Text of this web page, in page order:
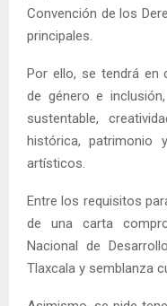
Convención de los
principales.
Por ello, se tendrá en
de género e
sustentable,
histórica, patrimonio
artísticos.
Entre los requisitos
de una carta
Nacional de
Tlaxcala y semblanza